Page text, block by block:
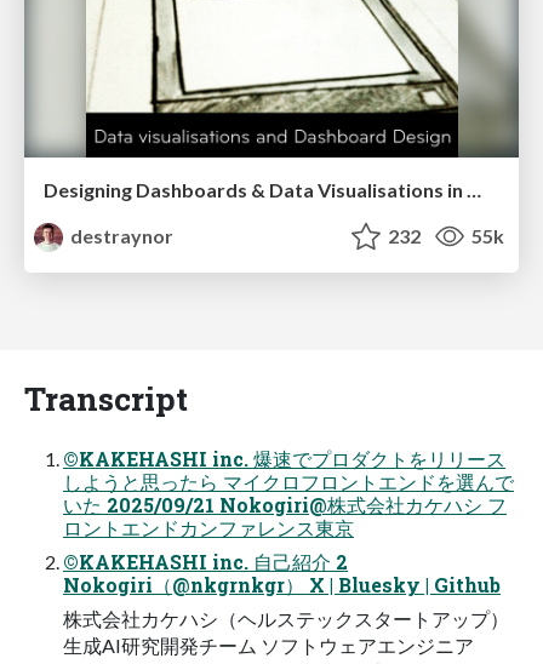
destraynor
232 55k
Transcript
©KAKEHASHI inc. 爆速でプロダクトをリリース
しようと思ったら マイクロフロントエンドを選んで
いた 2025/09/21 Nokogiri@株式会社カケハシ フ
ロントエンドカンファレンス東京
©KAKEHASHI inc. 自己紹介 2
Nokogiri（@nkgrnkgr） X | Bluesky | Github
株式会社カケハシ（ヘルステックスタートアップ）
生成AI研究開発チーム ソフトウェアエンジニア